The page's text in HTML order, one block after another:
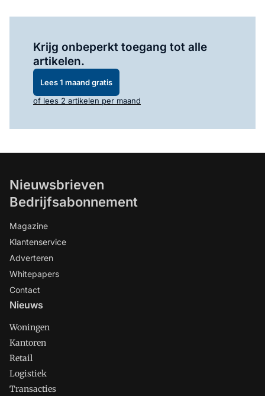
Krijg onbeperkt toegang tot alle
artikelen.
Lees 1 maand gratis
of lees 2 artikelen per maand
Nieuwsbrieven
Bedrijfsabonnement
Magazine
Klantenservice
Adverteren
Whitepapers
Contact
Nieuws
Woningen
Kantoren
Retail
Logistiek
Transacties